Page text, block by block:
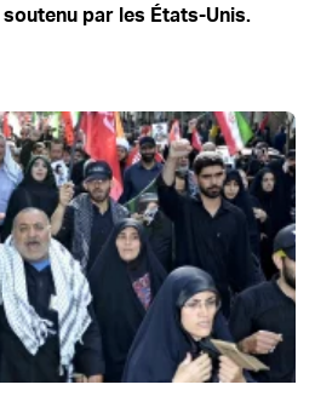
par les États-Unis.